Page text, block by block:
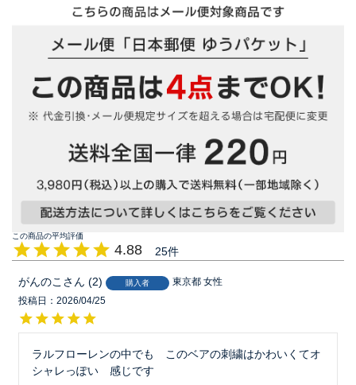
4.88 25
がんのこ 2 購入者 東京都 女性
投稿日
2026/04/25
ラルフローレンの中でも　このベアの刺繍はかわいくてオ
シャレっぽい　感じです